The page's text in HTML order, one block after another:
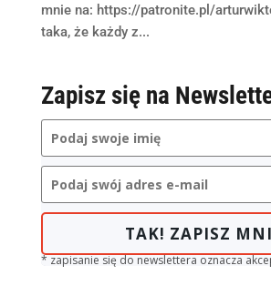
mnie na: https://patronite.pl/
taka, że każdy z...
Zapisz się na
TAK! ZAPISZ
* zapisanie się do newslettera oznacza